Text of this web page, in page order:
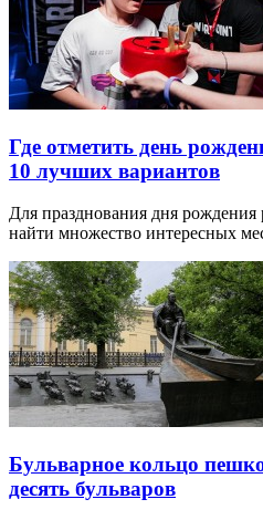
Где отметить день
10 лучших вариантов
Для празднования дня
найти множество интересных
Бульварное кольцо
десять бульваров